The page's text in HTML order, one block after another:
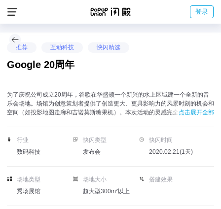
登录
推荐 互动科技 快闪精选
Google 20周年
为了庆祝公司成立20周年，谷歌在华盛顿一个新兴的水上区域建一个全新的音
乐会场地。场馆为创意策划者提供了创造更大、更具影响力的风景时刻的机会和
空间（如投影地图走廊和吉诺莫斯糖果机）。本次活动的灵感完全来自90年
点击展开全部
行业
数码科技
快闪类型
发布会
快闪时间
2020.02.21(1天)
场地类型
秀场展馆
场地大小
超大型300m²以上
搭建效果